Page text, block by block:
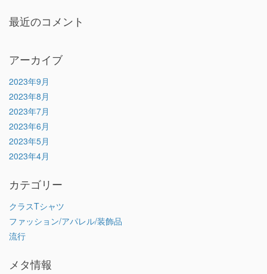
最近のコメント
アーカイブ
2023年9月
2023年8月
2023年7月
2023年6月
2023年5月
2023年4月
カテゴリー
クラスTシャツ
ファッション/アパレル/装飾品
流行
メタ情報